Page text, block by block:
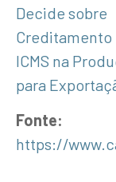
Decide sobre
Creditamento
ICMS na
para
Fonte:
https://